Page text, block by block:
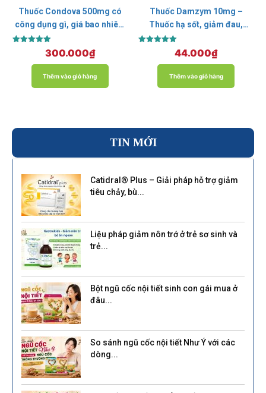
Thuốc Condova 500mg có
công dụng gì, giá bao nhiêu,
mua ở đâu?
Được xếp
5.00
300.000₫
Thêm vào giỏ hàng
Thuốc Damzym 10mg –
Thuốc hạ sốt, giảm đau,
chống viêm
5.00
44.000₫
Thêm vào giỏ hàng
TIN MỚI
Catidral® Plus – Giải pháp hỗ trợ giảm
tiêu chảy, bù...
Liệu pháp giảm nôn trớ ở trẻ sơ sinh và
trẻ...
Bột ngũ cốc nội tiết sinh con gái mua ở
đâu...
So sánh ngũ cốc nội tiết Như Ý với các
dòng...